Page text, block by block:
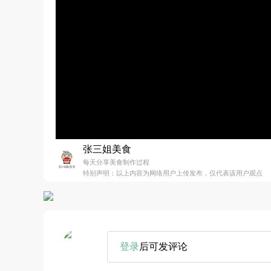
张三姐美食
每天分享美食制作过程
特别声明：以上内容为网络用户上传发布，仅代表该用户观点
登录后可发评论